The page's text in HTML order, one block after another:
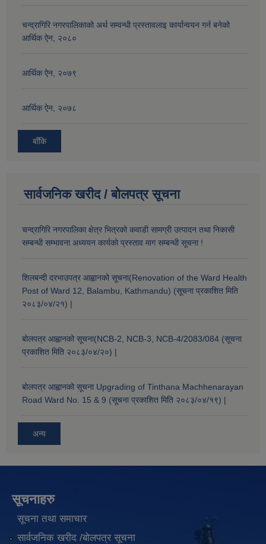
चन्द्रागिरि नगरपालिकाको अर्थ सम्वन्धी प्रस्तावलाइ कार्यान्वयन गर्न बनेको
आर्थिक ऐन, २०८०
आर्थिक ऐन, २०७९
आर्थिक ऐन, २०७८
बाँकि
सार्वजनिक खरीद / बोलपत्र सूचना
चन्द्रागिरि नगरपालिका क्षेत्र भित्रको कवाडी सामग्री उत्पादन तथा निकासी
सम्बन्धी सम्भावना अध्ययन कार्यको प्रस्ताव माग सम्बन्धी सूचना !
शिलबन्दी दरभाउपत्र आह्वानको सूचना(Renovation of the Ward Health
Post of Ward 12, Balambu, Kathmandu) (सूचना प्रकाशित मिति
२०८३/०४/२१) |
बोलपत्र आह्वानको सूचना(NCB-2, NCB-3, NCB-4/2083/084 (सूचना
प्रकाशित मिति २०८३/०४/२०) |
बोलपत्र आह्वानको सूचना Upgrading of Tinthana Machhenarayan
Road Ward No. 15 & 9 (सूचना प्रकाशित मिति २०८३/०४/१९) |
अन्य
सूचनाहरु
सूचना तथा समाचार
सार्वजनिक खरीद /बोलपत्र सूचना